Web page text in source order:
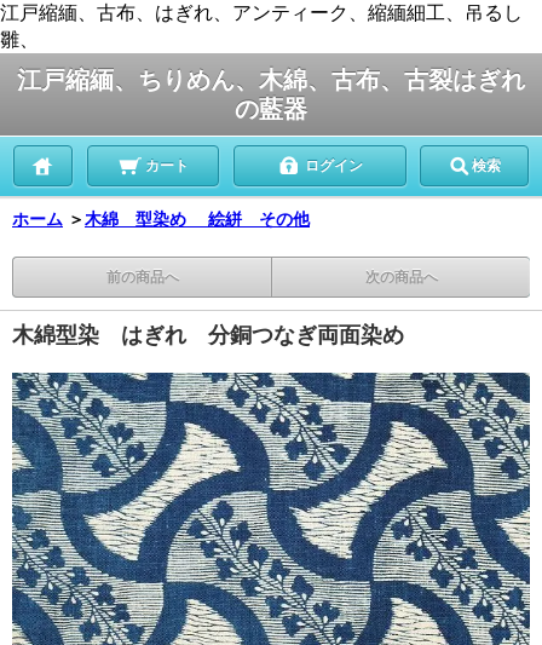
江戸縮緬、古布、はぎれ、アンティーク、縮緬細工、吊るし
雛、
江戸縮緬、ちりめん、木綿、古布、古裂はぎれ
の藍器
カート ログイン 検索
ホーム ＞木綿 型染め 絵絣 その他
前の商品へ 次の商品へ
木綿型染 はぎれ 分銅つなぎ両面染め